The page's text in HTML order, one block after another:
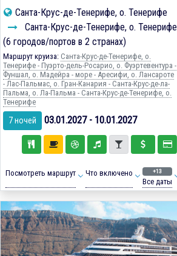
Санта-Крус-де-Тенерифе, о. Тенерифе
Санта-Крус-де-Тенерифе, о. Тенерифе
(6 городов/портов в 2 странах)
Маршрут круиза: Санта-Крус-де-Тенерифе, о.
Тенерифе - Пуэрто-дель-Росарио, о. Фуэртевентура -
Фуншал, о. Мадейра - море - Аресифи, о. Лансароте
- Лас-Пальмас, о. Гран-Канария - Санта-Крус-де-ла-
Пальма, о. Ла-Пальма - Санта-Крус-де-Тенерифе, о.
Тенерифе
7 ночей 03.01.2027 - 10.01.2027
Посмотреть маршрут Что включено +13
Все даты